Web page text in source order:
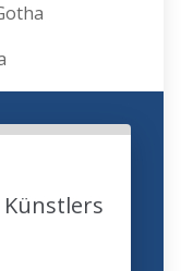
Künstlers